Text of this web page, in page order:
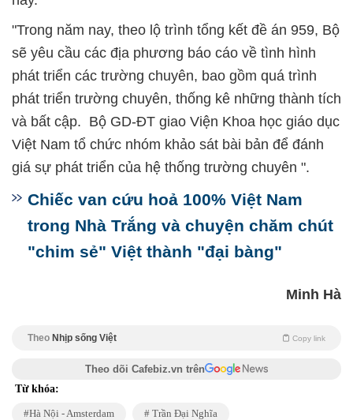
"Trong năm nay, theo lộ trình tổng kết đề án 959, Bộ
sẽ yêu cầu các địa phương báo cáo về tình hình
phát triển các trường chuyên, bao gồm quá trình
phát triển trường chuyên, thống kê những thành tích
và bất cập. Bộ GD-ĐT giao Viện Khoa học giáo dục
Việt Nam tổ chức nhóm khảo sát bài bản để đánh
giá sự phát triển của hệ thống trường chuyên ".
Chiếc van cứu hoả 100% Việt Nam
trong Nhà Trắng và chuyện chăm chút
"chim sẻ" Việt thành "đại bàng"
Minh Hà
Theo Nhịp sống Việt Copy link
Theo dõi Cafebiz.vn trên
Từ khóa:
Hà Nội - Amsterdam Trần Đại Nghĩa